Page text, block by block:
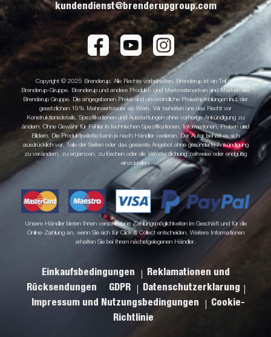
kundendienst@brenderupgroup.com
Copyright © 2025 Brenderup. Alle Rechte vorbehalten. Brenderup ist ein Teil der
Brenderup-Gruppe. Brenderup und andere Produkt- und Merkmalsmarken sind Marken der
Brenderup Gruppe. Die angegebenen Preise sind unverbindliche Preisempfehlungen incl. der
gesetzlichen 19% Mehrwertsteuer ab Werk. Wir behalten uns das Recht vor
Konstruktionsdetails, Spezifikationen und Ausstattungen ohne vorherige Ankündigung zu
ändern. Ohne Gewähr für Fehler in technischen Spezifikationen, Informationen, Preisen und
Bildern. Die Produktpalette kann je nach Händler variieren. Der Autor behält es sich
ausdrücklich vor, Teile der Seiten oder das gesamte Angebot ohne gesonderte Ankündigung
zu verändern, zu ergänzen, zu löschen oder die Veröffentlichung zeitweise oder endgültig
einzustellen.
Unsere Händler bieten Ihnen verschiedene Zahlungsmöglichkeiten im Geschäft und für die
Online-Zahlung an, wenn Sie sich für Click & Collect entscheiden. Weitere Informationen
erhalten Sie bei Ihrem nächstgelegenen Händler.
Einkaufsbedingungen
Reklamationen und
Rücksendungen
GDPR
Datenschutzerklarung
Impressum und Nutzungsbedingungen
Cookie-
Richtlinie